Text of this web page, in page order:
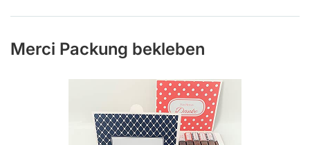
Merci Packung bekleben